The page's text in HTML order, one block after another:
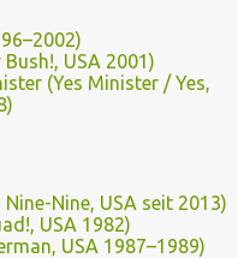
USA 2001)
(Yes Minister / Yes,
Nine, USA seit 2013)
USA 1982)
USA 1987–1989)